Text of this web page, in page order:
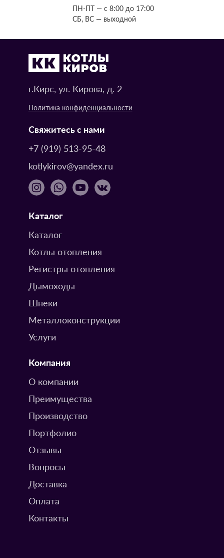
ПН-ПТ — с 8:00 до 17:00
СБ, ВС — выходной
г.Кирс, ул. Кирова, д. 2
Политика конфиденциальности
Свяжитесь с нами
+7 (919) 513-95-48
kotlykirov@yandex.ru
Каталог
Каталог
Котлы отопления
Регистры отопления
Дымоходы
Шнеки
Металлоконструкции
Услуги
Компания
О компании
Преимущества
Производство
Портфолио
Отзывы
Вопросы
Доставка
Оплата
Контакты